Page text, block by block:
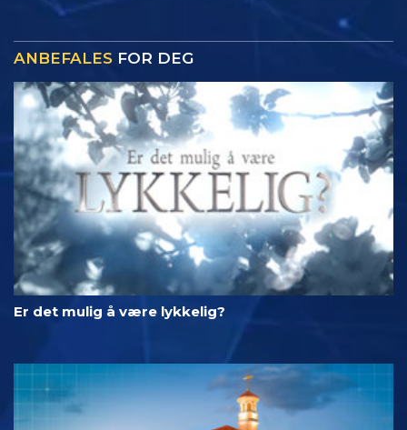
ANBEFALES FOR DEG
Er det mulig å være lykkelig?